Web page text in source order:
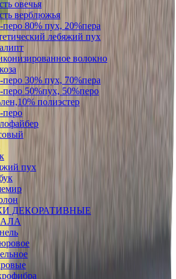
овечья
верблюжья
80% пух, 20%пера
лебяжий пух
волокно
30% пух, 70%пера
50%пух, 50%перо
полиэстер
пух
ДЕКОРАТИВНЫЕ